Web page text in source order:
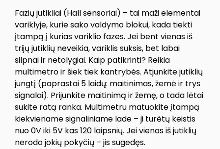
Fazių jutikliai (Hall sensoriai) – tai maži elementai
variklyje, kurie sako valdymo blokui, kada tiekti
įtampą į kurias variklio fazes. Jei bent vienas iš
trijų jutiklių neveikia, variklis suksis, bet labai
silpnai ir netolygiai. Kaip patikrinti? Reikia
multimetro ir šiek tiek kantrybės. Atjunkite jutiklių
jungtį (paprastai 5 laidų: maitinimas, žemė ir trys
signalai). Prijunkite maitinimą ir žemę, o tada lėtai
sukite ratą ranka. Multimetru matuokite įtampą
kiekviename signaliniame lade – ji turėtų keistis
nuo 0V iki 5V kas 120 laipsnių. Jei vienas iš jutiklių
nerodo jokių pokyčių – jis sugedęs.